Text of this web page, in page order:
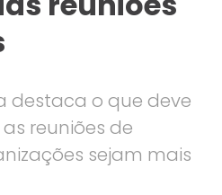
destaca o que deve
reuniões de
sejam mais